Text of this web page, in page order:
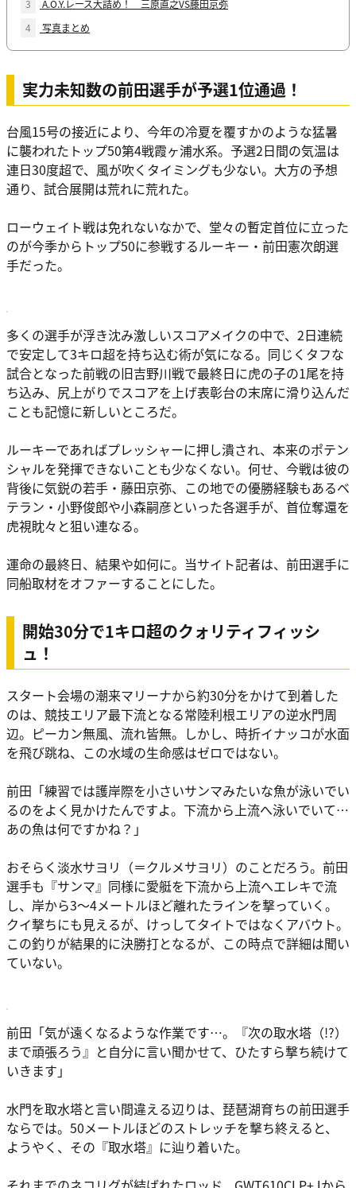
3
A.O.Y.レース大詰め！ 三原直之VS藤田京弥
4
写真まとめ
実力未知数の前田選手が予選1位通過！
台風15号の接近により、今年の冷夏を覆すかのような猛暑
に襲われたトップ50第4戦霞ヶ浦水系。予選2日間の気温は
連日30度超で、風が吹くタイミングも少ない。大方の予想
通り、試合展開は荒れに荒れた。
ローウェイト戦は免れないなかで、堂々の暫定首位に立った
のが今季からトップ50に参戦するルーキー・前田憲次朗選
手だった。
多くの選手が浮き沈み激しいスコアメイクの中で、2日連続
で安定して3キロ超を持ち込む術が気になる。同じくタフな
試合となった前戦の旧吉野川戦で最終日に虎の子の1尾を持
ち込み、尻上がりでスコアを上げ表彰台の末席に滑り込んだ
ことも記憶に新しいところだ。
ルーキーであればプレッシャーに押し潰され、本来のポテン
シャルを発揮できないことも少なくない。何せ、今戦は彼の
背後に気鋭の若手・藤田京弥、この地での優勝経験もあるベ
テラン・小野俊郎や小森嗣彦といった各選手が、首位奪還を
虎視眈々と狙い連なる。
運命の最終日、結果や如何に。当サイト記者は、前田選手に
同船取材をオファーすることにした。
開始30分で1キロ超のクォリティフィッシ
ュ！
スタート会場の潮来マリーナから約30分をかけて到着した
のは、競技エリア最下流となる常陸利根エリアの逆水門周
辺。ピーカン無風、流れ皆無。しかし、時折イナッコが水面
を飛び跳ね、この水域の生命感はゼロではない。
前田「練習では護岸際を小さいサンマみたいな魚が泳いでい
るのをよく見かけたんですよ。下流から上流へ泳いでいて…
あの魚は何ですかね？」
おそらく淡水サヨリ（＝クルメサヨリ）のことだろう。前田
選手も『サンマ』同様に愛艇を下流から上流へエレキで流
し、岸から3〜4メートルほど離れたラインを撃っていく。
クイ撃ちにも見えるが、けっしてタイトではなくアバウト。
この釣りが結果的に決勝打となるが、この時点で詳細は聞い
ていない。
前田「気が遠くなるような作業です…。『次の取水塔（!?）
まで頑張ろう』と自分に言い聞かせて、ひたすら撃ち続けて
いきます」
水門を取水塔と言い間違える辺りは、琵琶湖育ちの前田選手
ならでは。50メートルほどのストレッチを撃ち終えると、
ようやく、その『取水塔』に辿り着いた。